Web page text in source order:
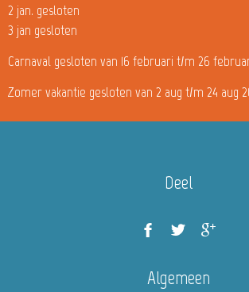
2 jan. gesloten
3 jan gesloten
Carnaval gesloten van 16 februari t/m 26
Zomer vakantie gesloten van 2 aug t/m 24 aug
Deel
Algemeen